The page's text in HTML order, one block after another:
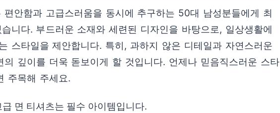
편안함과 고급스러움을 동시에 추구하는 50대 남성분들에게 최
니다. 부드러운 소재와 세련된 디자인을 바탕으로, 일상생활에
스타일을 제안합니다. 특히, 과하지 않은 디테일과 자연스러운
의 깊이를 더욱 돋보이게 할 것입니다. 언제나 믿음직스러운 스타
주목해 주세요.
면 티셔츠는 필수 아이템입니다.